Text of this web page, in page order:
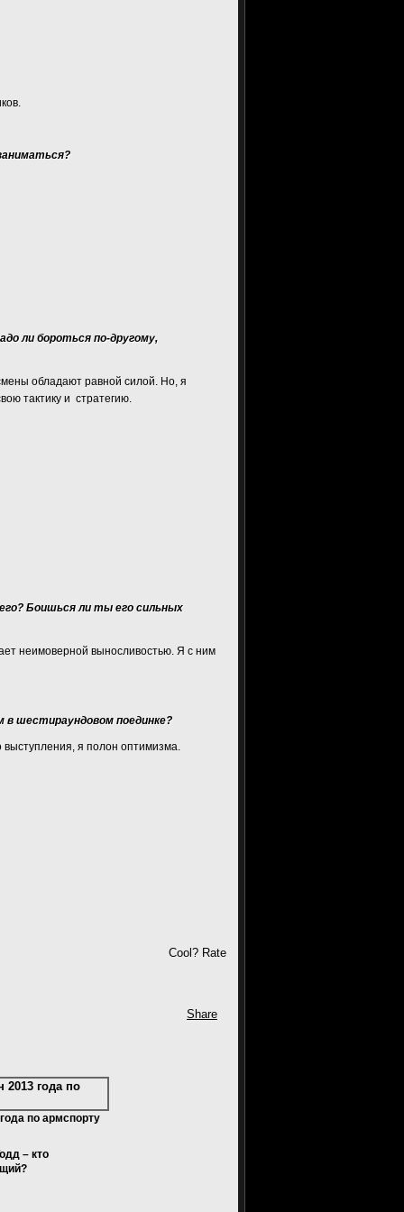
ли бороться по-другому,
обладают равной силой. Но, я
тактику и стратегию.
Боишься ли ты его сильных
неимоверной выносливостью. Я с ним
шестираундовом поединке?
выступления, я полон оптимизма.
Cool? Rate
Share
по армспорту
– кто